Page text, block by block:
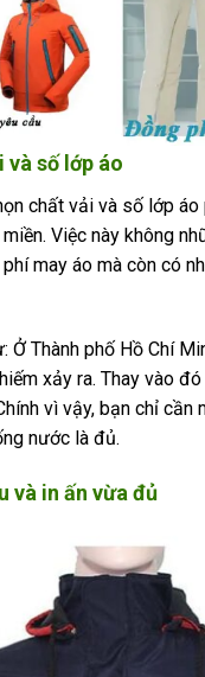
và số lớp áo
chất vải và số lớp
Việc này không
may áo mà còn có
Ở Thành phố Hồ Chí
xảy ra. Thay vào
vì vậy, bạn chỉ cần
nước là đủ.
và in ấn vừa đủ